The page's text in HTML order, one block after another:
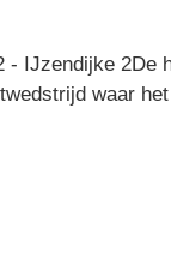
IJzendijke 2De
waar